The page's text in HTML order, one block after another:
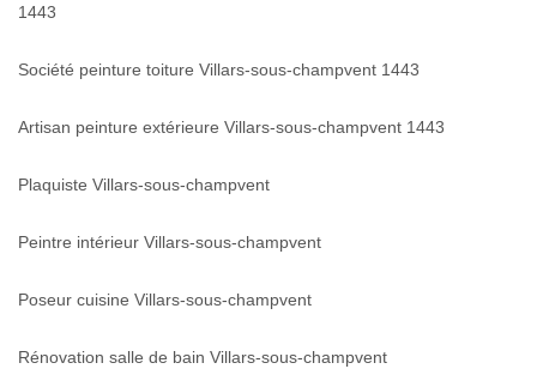
1443
Société peinture toiture Villars-sous-champvent 1443
Artisan peinture extérieure Villars-sous-champvent 1443
Plaquiste Villars-sous-champvent
Peintre intérieur Villars-sous-champvent
Poseur cuisine Villars-sous-champvent
Rénovation salle de bain Villars-sous-champvent